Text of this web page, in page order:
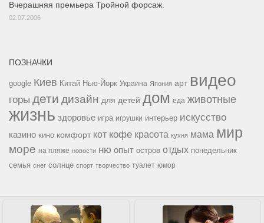
Вчерашняя премьера Тройной форсаж.
02.07.2006
ПОЗНАЧКИ
google Киев Китай Нью-Йорк Украина Япония арт видео
горы дети дизайн для детей дом еда животные
жизнь здоровье игра игрушки интерьер искусство
казино кино комфорт кот кофе красота кухня мама мир
море на пляже новости ню опыт остров отдых понедельник
семья снег солнце спорт творчество туалет юмор